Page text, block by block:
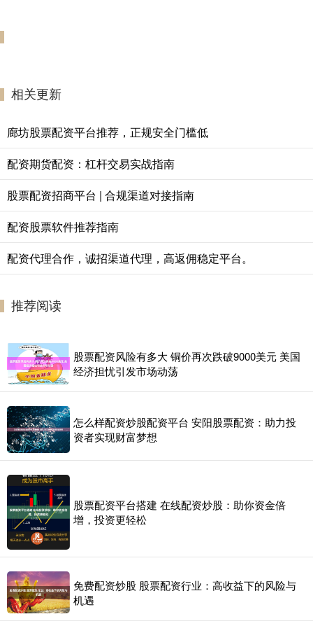
相关更新
廊坊股票配资平台推荐，正规安全门槛低
配资期货配资：杠杆交易实战指南
股票配资招商平台 | 合规渠道对接指南
配资股票软件推荐指南
配资代理合作，诚招渠道代理，高返佣稳定平台。
推荐阅读
股票配资风险有多大 铜价再次跌破9000美元 美国
经济担忧引发市场动荡
怎么样配资炒股配资平台 安阳股票配资：助力投
资者实现财富梦想
股票配资平台搭建 在线配资炒股：助你资金倍
增，投资更轻松
免费配资炒股 股票配资行业：高收益下的风险与
机遇